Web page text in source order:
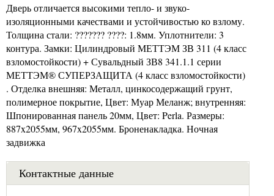
Дверь отличается высокими тепло- и звуко-
изоляционными качествами и устойчивостью ко взлому.
Толщина стали: ??????? ????: 1.8мм. Уплотнители: 3
контура. Замки: Цилиндровый МЕТТЭМ ЗВ 311 (4 класс
взломостойкости) + Сувальдный ЗВ8 341.1.1 серии
МЕТТЭМ® СУПЕРЗАЩИТА (4 класс взломостойкости)
. Отделка внешняя: Металл, цинкосодержащий грунт,
полимерное покрытие, Цвет: Муар Меланж; внутренняя:
Шпонированная панель 20мм, Цвет: Perla. Размеры:
887x2055мм, 967x2055мм. Броненакладка. Ночная
задвижка
Контактные данные